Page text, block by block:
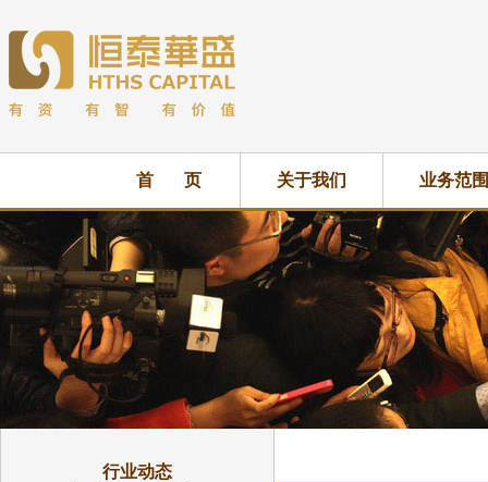
首 页 关于我们 业务范围
行业动态